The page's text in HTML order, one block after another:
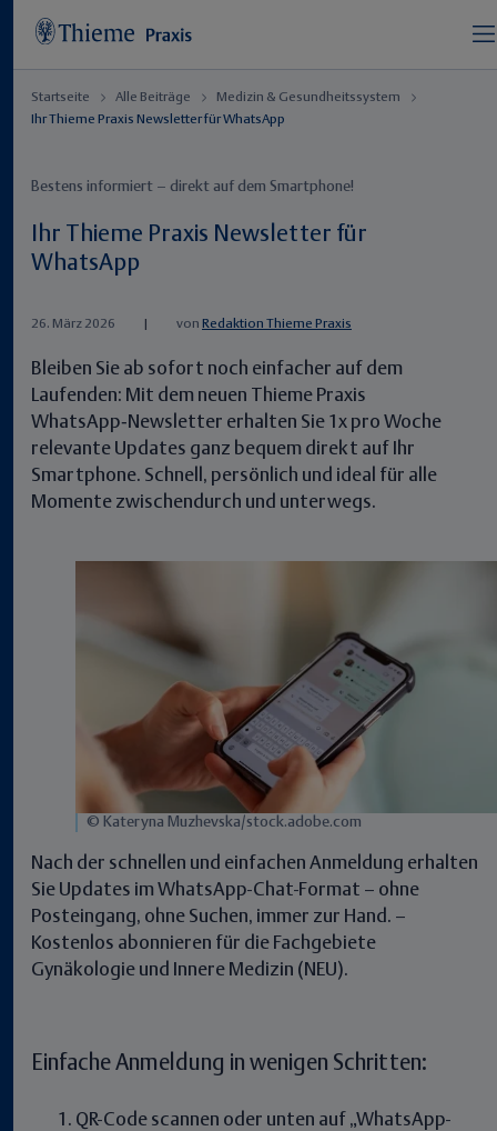
Startseite Alle Beiträge
Medizin & Gesundheitssystem
Ihr Thieme Praxis Newsletter für WhatsApp
Bestens informiert – direkt auf dem Smartphone!
Ihr Thieme Praxis Newsletter für
WhatsApp
26. März 2026 von Redaktion Thieme Praxis
Bleiben Sie ab sofort noch einfacher auf dem
Laufenden: Mit dem neuen Thieme Praxis
WhatsApp‑Newsletter erhalten Sie 1x pro Woche
relevante Updates ganz bequem direkt auf Ihr
Smartphone. Schnell, persönlich und ideal für alle
Momente zwischendurch und unterwegs.
© Kateryna Muzhevska/stock.adobe.com
Nach der schnellen und einfachen Anmeldung erhalten
Sie Updates im WhatsApp-Chat-Format – ohne
Posteingang, ohne Suchen, immer zur Hand. –
Kostenlos abonnieren für die Fachgebiete
Gynäkologie und Innere Medizin (NEU).
Einfache Anmeldung in wenigen Schritten:
QR-Code scannen oder unten auf „WhatsApp-